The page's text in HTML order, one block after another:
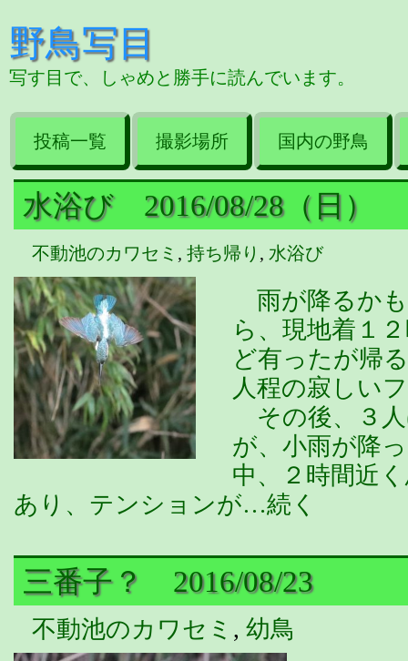
野鳥写目
写す目で、しゃめと勝手に読んでいます。
投稿一覧 撮影場所 国内の野鳥
水浴び 2016/08/28（日）
不動池のカワセミ , 持ち帰り , 水浴び
雨が降るか
ら、現地着１
ど有ったが帰
人程の寂しい
その後、３
が、小雨が降
中、２時間近
あり、テンションが…続く
三番子？ 2016/08/23
不動池のカワセミ , 幼鳥